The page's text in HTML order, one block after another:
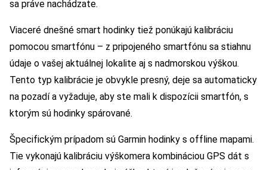
sa práve nachádzate.
Viaceré dnešné smart hodinky tiež ponúkajú kalibráciu
pomocou smartfónu – z pripojeného smartfónu sa stiahnu
údaje o vašej aktuálnej lokalite aj s nadmorskou výškou.
Tento typ kalibrácie je obvykle presný, deje sa automaticky
na pozadí a vyžaduje, aby ste mali k dispozícii smartfón, s
ktorým sú hodinky spárované.
Špecifickým prípadom sú Garmin hodinky s offline mapami.
Tie vykonajú kalibráciu výškomera kombináciou GPS dát s